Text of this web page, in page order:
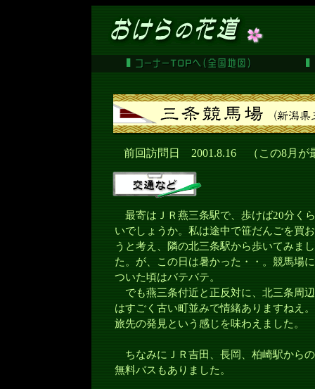
前回訪問日 2001.8.16 （この8月が
最寄はＪＲ燕三条駅で、歩けば20分くら
いでしょうか。私は途中で笹だんごを買お
うと考え、隣の北三条駅から歩いてみまし
た。が、この日は暑かった・・。競馬場に
ついた頃はバテバテ。
でも燕三条付近と正反対に、北三条周辺
はすごく古い町並みで情緒ありますねえ。
旅先の発見という感じを味わえました。
ちなみにＪＲ吉田、長岡、柏崎駅からの
無料バスもありました。